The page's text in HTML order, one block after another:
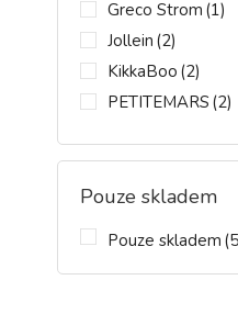
Greco Strom (1)
Jollein (2)
KikkaBoo (2)
PETITEMARS (2)
SENSILLO(1)
Pouze skladem
Pouze skladem